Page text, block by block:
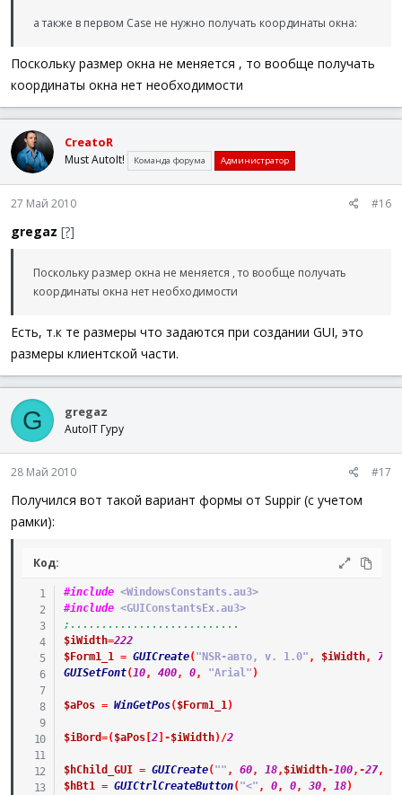
а также в первом Case не нужно получать координаты окна:
Поскольку размер окна не меняется , то вообще получать
координаты окна нет необходимости
CreatoR
Must AutoIt! Команда форума Администратор
27 Май 2010 #16
gregaz [?]
Поскольку размер окна не меняется , то вообще получать
координаты окна нет необходимости
Есть, т.к те размеры что задаются при создании GUI, это
размеры клиентской части.
G gregaz
AutoIT Гуру
28 Май 2010 #17
Получился вот такой вариант формы от Suppir (с учетом
рамки):
Код:
#include <WindowsConstants.au3>
#include <GUIConstantsEx.au3>
;...........................
$iWidth=222
$Form1_1 = GUICreate( "NSR-авто, v. 1.0" , $iWidth, 730
GUISetFont(10, 400, 0, "Arial" )
$aPos = WinGetPos( $Form1_1)
$iBord=( $aPos[ 2] -$iWidth) /2
$hChild_GUI = GUICreate( "" , 60, 18, $iWidth-100, -27,
$hBt1 = GUICtrlCreateButton( "<" , 0, 0, 30, 18)